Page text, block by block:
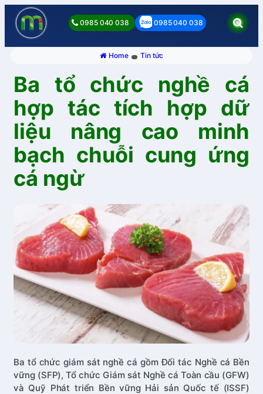
0985 040 038 0985 040 038
Home Tin tức
Ba tổ chức nghề cá
hợp tác tích hợp dữ
liệu nâng cao minh
bạch chuỗi cung ứng
cá ngừ
Ba tổ chức giám sát nghề cá gồm Đối tác Nghề cá Bền
vững (SFP), Tổ chức Giám sát Nghề cá Toàn cầu (GFW)
và Quỹ Phát triển Bền vững Hải sản Quốc tế (ISSF)